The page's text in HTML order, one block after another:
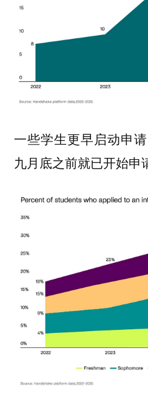
一些学生更早启动申请
九月底之前就已开始申